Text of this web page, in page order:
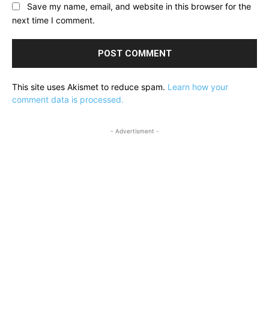
Save my name, email, and website in this browser for the
next time I comment.
This site uses Akismet to reduce spam. Learn how your
comment data is processed.
- Advertisment -